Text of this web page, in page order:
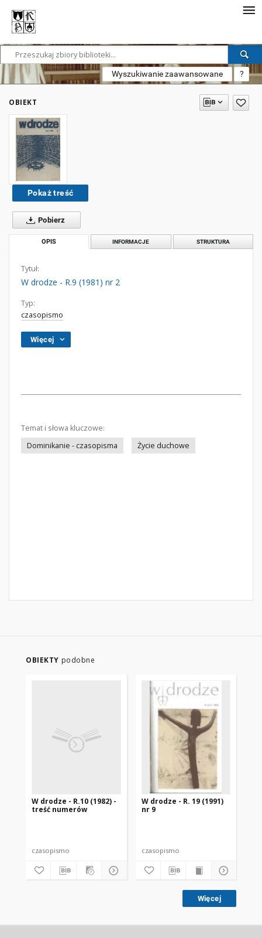
Wyszukiwanie zaawansowane ?
OBIEKT
Pokaż treść
Pobierz
OPIS INFORMACJE STRUKTURA
Tytuł:
W drodze - R.9 (1981) nr 2
Typ:
czasopismo
Więcej
Temat i słowa kluczowe:
Dominikanie - czasopisma
Życie duchowe
OBIEKTY podobne
W drodze - R.10 (1982) -
treść numerów
czasopismo
W drodze - R. 19 (1991)
nr 9
czasopismo
Więcej